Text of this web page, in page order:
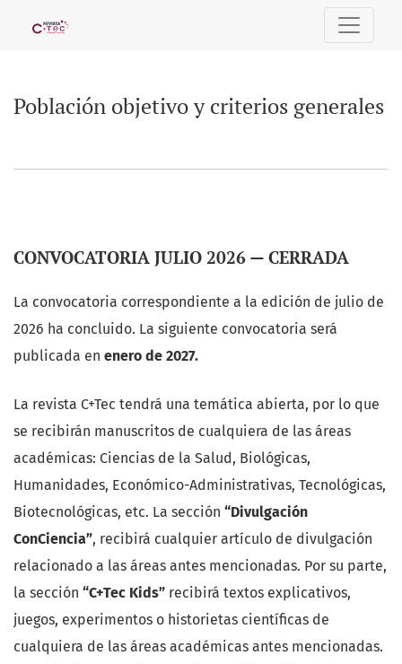
Población objetivo y criterios generales
Población objetivo y criterios generales
CONVOCATORIA JULIO 2026 — CERRADA
La convocatoria correspondiente a la edición de julio de
2026 ha concluido. La siguiente convocatoria será
publicada en enero de 2027.
La revista C+Tec tendrá una temática abierta, por lo que
se recibirán manuscritos de cualquiera de las áreas
académicas: Ciencias de la Salud, Biológicas,
Humanidades, Económico-Administrativas, Tecnológicas,
Biotecnológicas, etc. La sección “Divulgación
ConCiencia”, recibirá cualquier artículo de divulgación
relacionado a las áreas antes mencionadas. Por su parte,
la sección “C+Tec Kids” recibirá textos explicativos,
juegos, experimentos o historietas científicas de
cualquiera de las áreas académicas antes mencionadas.